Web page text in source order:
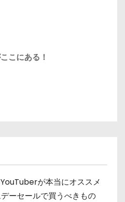
こにある！
が本当にオススメ
ーセールで買うべきもの